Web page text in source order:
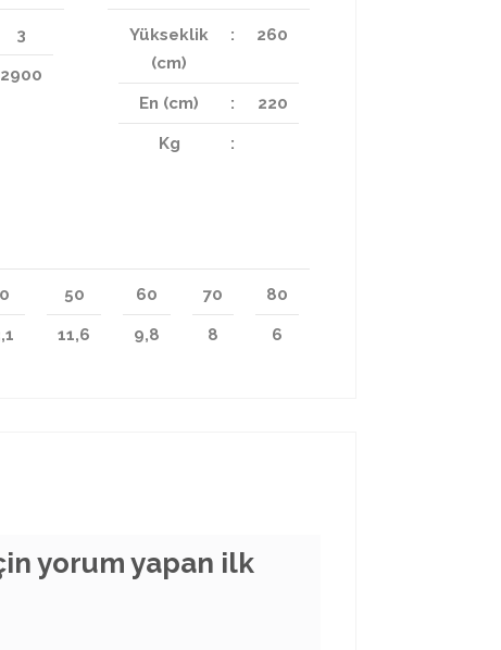
3
2900
Yükseklik
(cm)
: 260
En (cm) : 220
Kg :
50
11,6
60
9,8
70
8
80
6
yorum yapan ilk